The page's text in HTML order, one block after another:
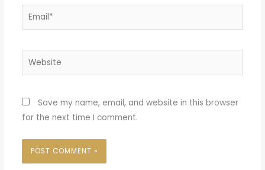
Email*
Website
Save my name, email, and website in this browser
for the next time I comment.